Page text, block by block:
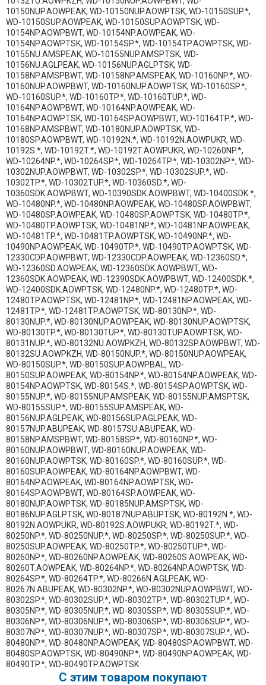
10150NUP.AOWPEAK, WD-10150NUP.AOWPTSK, WD-10150SUP.*,
WD-10150SUP.AOWPEAK, WD-10150SUP.AOWPTSK, WD-
10154NP.AOWPBWT, WD-10154NP.AOWPEAK, WD-
10154NP.AOWPTSK, WD-10154SP.*, WD-10154TP.AOWPTSK, WD-
10155NU.AMSPEAK, WD-10155NUP.AMSPTSK, WD-
10156NU.AGLPEAK, WD-10156NUP.AGLPTSK, WD-
10158NP.AMSPBWT, WD-10158NP.AMSPEAK, WD-10160NP.*, WD-
10160NUP.AOWPBWT, WD-10160NUP.AOWPTSK, WD-10160SP.*,
WD-10160SUP.*, WD-10160TP.*, WD-10160TUP.*, WD-
10164NP.AOWPBWT, WD-10164NP.AOWPEAK, WD-
10164NP.AOWPTSK, WD-10164SP.AOWPBWT, WD-10164TP.*, WD-
10168NP.AMSPBWT, WD-10180NUP.AOWPTSK, WD-
10180SP.AOWPBWT, WD-10192N.*, WD-10192N.AOWPUKR, WD-
10192S.*, WD-10192T.*, WD-10192T.AOWPUKR, WD-10260NP.*,
WD-10264NP.*, WD-10264SP.*, WD-10264TP.*, WD-10302NP.*, WD-
10302NUP.AOWPBWT, WD-10302SP.*, WD-10302SUP.*, WD-
10302TP.*, WD-10302TUP.*, WD-10360SD.*, WD-
10360SDK.AOWPBWT, WD-10390SDK.AOWPBWT, WD-10400SDK.*,
WD-10480NP.*, WD-10480NP.AOWPEAK, WD-10480SP.AOWPBWT,
WD-10480SP.AOWPEAK, WD-10480SP.AOWPTSK, WD-10480TP.*,
WD-10480TP.AOWPTSK, WD-10481NP.*, WD-10481NP.AOWPEAK,
WD-10481TP.*, WD-10481TP.AOWPTSK, WD-10490NP.*, WD-
10490NP.AOWPEAK, WD-10490TP.*, WD-10490TP.AOWPTSK, WD-
12330CDP.AOWPBWT, WD-12330CDP.AOWPEAK, WD-12360SD.*,
WD-12360SD.AOWPEAK, WD-12360SDK.AOWPBWT, WD-
12360SDK.AOWPEAK, WD-12390SDK.AOWPBWT, WD-12400SDK.*,
WD-12400SDK.AOWPTSK, WD-12480NP.*, WD-12480TP.*, WD-
12480TP.AOWPTSK, WD-12481NP.*, WD-12481NP.AOWPEAK, WD-
12481TP.*, WD-12481TP.AOWPTSK, WD-80130NP.*, WD-
80130NUP.*, WD-80130NUP.AOWPEAK, WD-80130NUP.AOWPTSK,
WD-80130TP.*, WD-80130TUP.*, WD-80130TUP.AOWPTSK, WD-
80131NUP.*, WD-80132NU.AOWPKZH, WD-80132SP.AOWPBWT, WD-
80132SU.AOWPKZH, WD-80150NUP.*, WD-80150NUP.AOWPEAK,
WD-80150SUP.*, WD-80150SUP.AOWPBAL, WD-
80150SUP.AOWPEAK, WD-80154NP.*, WD-80154NP.AOWPEAK, WD-
80154NP.AOWPTSK, WD-80154S.*, WD-80154SP.AOWPTSK, WD-
80155NUP.*, WD-80155NUP.AMSPEAK, WD-80155NUP.AMSPTSK,
WD-80155SUP.*, WD-80155SUP.AMSPEAK, WD-
80156NUP.AGLPEAK, WD-80156SUP.AGLPEAK, WD-
80157NUP.ABUPEAK, WD-80157SU.ABUPEAK, WD-
80158NP.AMSPBWT, WD-80158SP.*, WD-80160NP.*, WD-
80160NUP.AOWPBWT, WD-80160NUP.AOWPEAK, WD-
80160NUP.AOWPTSK, WD-80160SP.*, WD-80160SUP.*, WD-
80160SUP.AOWPEAK, WD-80164NP.AOWPBWT, WD-
80164NP.AOWPEAK, WD-80164NP.AOWPTSK, WD-
80164SP.AOWPBWT, WD-80164SP.AOWPEAK, WD-
80180NUP.AOWPTSK, WD-80185NUP.AMSPTSK, WD-
80186NUP.AGLPTSK, WD-80187NUP.ABUPTSK, WD-80192N.*, WD-
80192N.AOWPUKR, WD-80192S.AOWPUKR, WD-80192T.*, WD-
80250NP.*, WD-80250NUP.*, WD-80250SP.*, WD-80250SUP.*, WD-
80250SUP.AOWPEAK, WD-80250TP.*, WD-80250TUP.*, WD-
80260NP.*, WD-80260NP.AOWPEAK, WD-80260S.AOWPEAK, WD-
80260T.AOWPEAK, WD-80264NP.*, WD-80264NP.AOWPTSK, WD-
80264SP.*, WD-80264TP.*, WD-80266N.AGLPEAK, WD-
80267N.ABUPEAK, WD-80302NP.*, WD-80302NUP.AOWPBWT, WD-
80302SP.*, WD-80302SUP.*, WD-80302TP.*, WD-80302TUP.*, WD-
80305NP.*, WD-80305NUP.*, WD-80305SP.*, WD-80305SUP.*, WD-
80306NP.*, WD-80306NUP.*, WD-80306SP.*, WD-80306SUP.*, WD-
80307NP.*, WD-80307NUP.*, WD-80307SP.*, WD-80307SUP.*, WD-
80480NP.*, WD-80480NP.AOWPEAK, WD-80480SP.AOWPBWT, WD-
80480SP.AOWPTSK, WD-80490NP.*, WD-80490NP.AOWPEAK, WD-
80490TP.*, WD-80490TP.AOWPTSK
C этим товаром покупают